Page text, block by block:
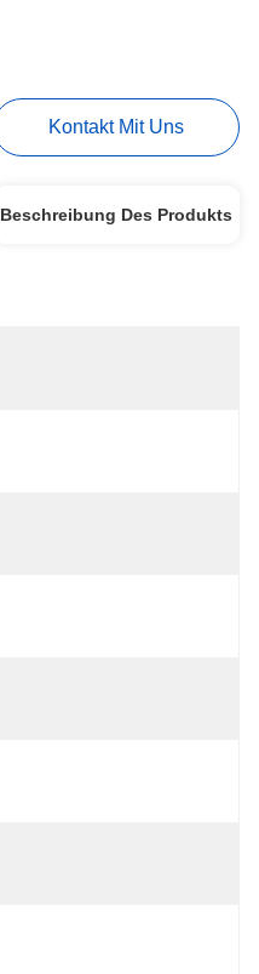
Kontakt Mit Uns
Beschreibung Des Produkts